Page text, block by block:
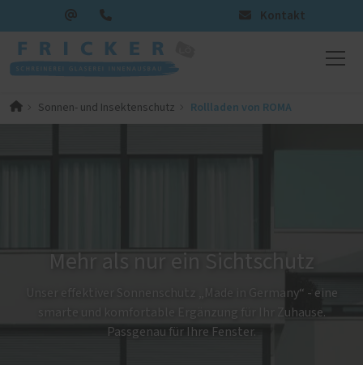
Kontakt
Sonnen- und Insektenschutz Rollladen von ROMA
Mehr als nur ein Sichtschutz
Unser effektiver Sonnenschutz „Made in Germany“ - eine
smarte und komfortable Ergänzung für Ihr Zuhause.
Passgenau für Ihre Fenster.